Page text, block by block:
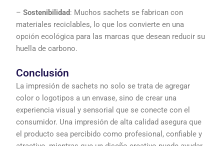
– Sostenibilidad: Muchos sachets se fabrican con
materiales reciclables, lo que los convierte en una
opción ecológica para las marcas que desean reducir su
huella de carbono.
Conclusión
La impresión de sachets no solo se trata de agregar
color o logotipos a un envase, sino de crear una
experiencia visual y sensorial que se conecte con el
consumidor. Una impresión de alta calidad asegura que
el producto sea percibido como profesional, confiable y